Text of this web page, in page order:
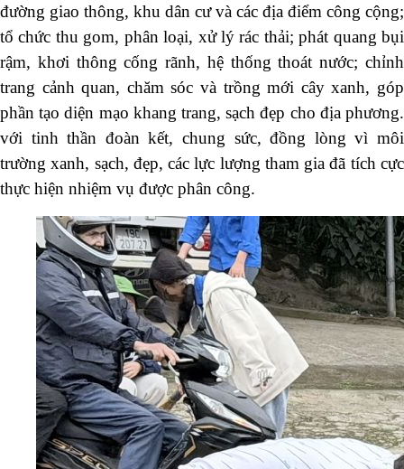
đường giao thông, khu dân cư và các địa điểm công cộng;
tổ chức thu gom, phân loại, xử lý rác thải; phát quang bụi
rậm, khơi thông cống rãnh, hệ thống thoát nước; chỉnh
trang cảnh quan, chăm sóc và trồng mới cây xanh, góp
phần tạo diện mạo khang trang, sạch đẹp cho địa phương.
với tinh thần đoàn kết, chung sức, đồng lòng vì môi
trường xanh, sạch, đẹp, các lực lượng tham gia đã tích cực
thực hiện nhiệm vụ được phân công.